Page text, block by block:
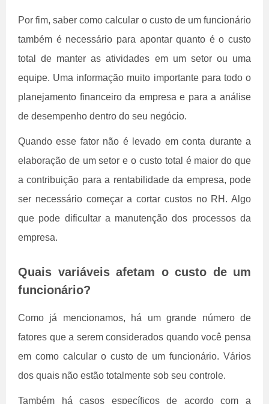
Por fim, saber como calcular o custo de um funcionário
também é necessário para apontar quanto é o custo
total de manter as atividades em um setor ou uma
equipe. Uma informação muito importante para todo o
planejamento financeiro da empresa e para a análise
de desempenho dentro do seu negócio.
Quando esse fator não é levado em conta durante a
elaboração de um setor e o custo total é maior do que
a contribuição para a rentabilidade da empresa, pode
ser necessário começar a cortar custos no RH. Algo
que pode dificultar a manutenção dos processos da
empresa.
Quais variáveis afetam o custo de um
funcionário?
Como já mencionamos, há um grande número de
fatores que a serem considerados quando você pensa
em como calcular o custo de um funcionário. Vários
dos quais não estão totalmente sob seu controle.
Também há casos específicos de acordo com a